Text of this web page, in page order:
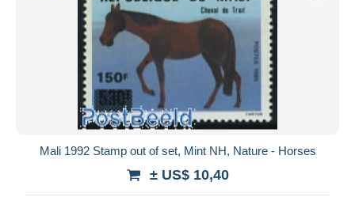
Mali 1992 Stamp out of set, Mint NH, Nature - Horses
± US$ 10,40